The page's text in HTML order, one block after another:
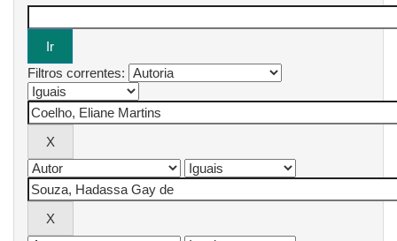
Filtros correntes: